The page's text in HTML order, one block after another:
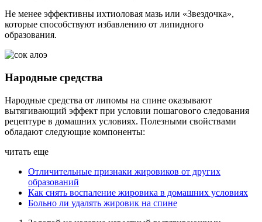
Не менее эффективны ихтиоловая мазь или «Звездочка»,
которые способствуют избавлению от липидного
образования.
Народные средства
Народные средства от липомы на спине оказывают
вытягивающий эффект при условии пошагового следования
рецептуре в домашних условиях. Полезными свойствами
обладают следующие компоненты:
читать еще
Отличительные признаки жировиков от других
образований
Как снять воспаление жировика в домашних условиях
Больно ли удалять жировик на спине